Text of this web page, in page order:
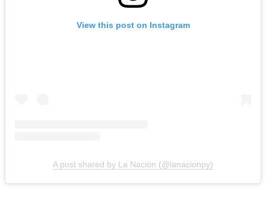
View this post on Instagram
A post shared by La Nación (@lanacionpy)